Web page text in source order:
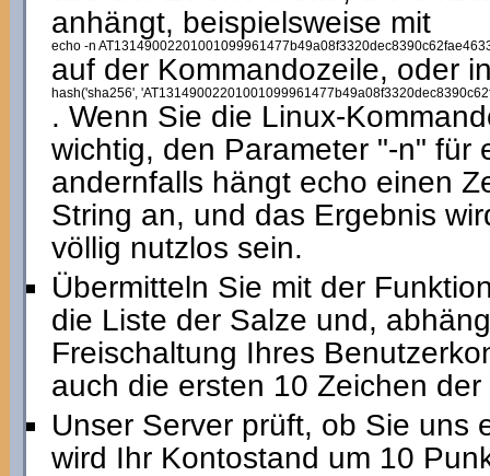
anhängt, beispielsweise mit
echo -n
auf der Kommandozeile, oder
hash('sha256',
. Wenn Sie die Linux-
wichtig, den Parameter "-n" für
andernfalls hängt echo einen
String an, und das Ergebnis
völlig nutzlos sein.
Übermitteln Sie mit der
die Liste der Salze und,
Freischaltung Ihres
auch die ersten 10 Zeichen der
Unser Server prüft, ob Sie uns
wird Ihr Kontostand um 10